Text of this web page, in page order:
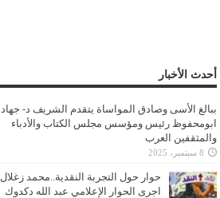
أحدث الأخبار
ببالغ الأسى وصادق المواساة يتقدم الشريف د- جهاد
ابومحفوظ رئيس ومؤسس مجلس الكتاب والأدباء
والمثقفين العرب
8 سبتمبر، 2025
حوار حول التجربة النقدية..محمد زغلال
اجرى الحوار الإعلامي عبد الله دكدوك